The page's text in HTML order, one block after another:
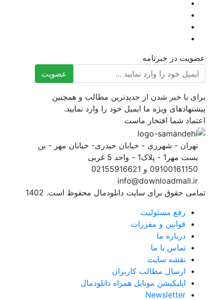
عضویت در خبرنامه
عضویت
برای با خبر شدن از جدیدترین مطالب و همچنین
پیشنهادهای ویژه ما ایمیل خود را وارد نمایید.
اعتماد شما افتخار ماست
تهران - شهرری - خیابان حیدری- خیابان مهر - بن
بست مهر1 - پلاک1 - واحد 5 غربی
09100161150 و 02155916621
info@downloadmall.ir
تمامی حقوق برای سایت دانلودمال محفوظ است. 1402
رفع مسئولیت
قوانین و مقررات
درباره ما
تماس با ما
نقشه سایت
ارسال مطالب کاربران
اپلیکیشن موبایل همراه دانلودمال
Newsletter